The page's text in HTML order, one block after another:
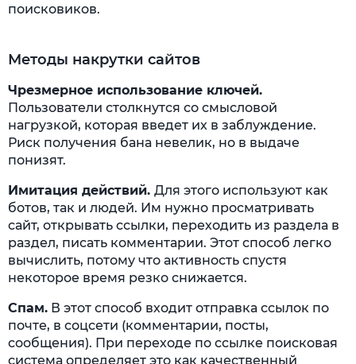
поисковиков.
Методы накрутки сайтов
Чрезмерное использование ключей.
Пользователи столкнутся со смысловой
нагрузкой, которая введет их в заблуждение.
Риск получения бана невелик, но в выдаче
понизят.
Имитация действий. Для этого используют как
ботов, так и людей. Им нужно просматривать
сайт, открывать ссылки, переходить из раздела в
раздел, писать комментарии. Этот способ легко
вычислить, потому что активность спустя
некоторое время резко снижается.
Спам. В этот способ входит отправка ссылок по
почте, в соцсети (комментарии, посты,
сообщения). При переходе по ссылке поисковая
система определяет это как качественный